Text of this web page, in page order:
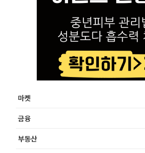
마켓
금융
부동산